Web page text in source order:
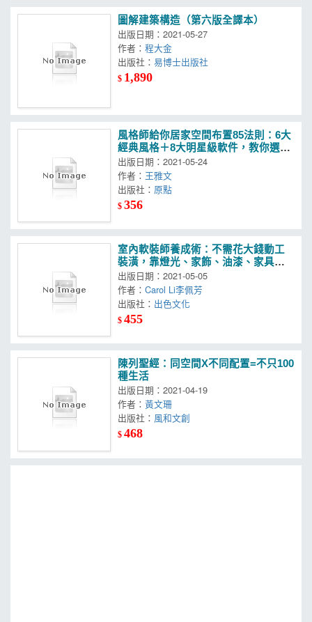
圖解建築構造（第六版全譯本）
出版日期：2021-05-27
作者：程大金
出版社：
$ 1,890
風格師給你居家空間布置85法則：6大
經典風格＋8大明星級軟件，教你選對
物，找出規劃關鍵，搭出對味的家
出版日期：2021-05-24
作者： 王雅文
出版社：
$356
室內軟裝師養成術：不需花大錢動工
裝潢，靠燈光、家飾、油漆、家具改
變空間的美學佈置心法
出版日期：2021-05-05
作者：Carol Li李佩芳
出版社：
$455
陳列聖經：同空間X不同配置=不只100
種生活
出版日期：2021-04-19
作者：黃文珊
出版社：
$468